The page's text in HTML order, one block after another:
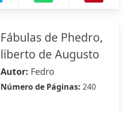
Fábulas de Phedro,
liberto de Augusto
Autor: Fedro
Número de Páginas: 240